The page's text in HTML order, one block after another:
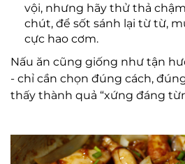
vội, nhưng hãy thử thả
chút, để sốt sánh lại từ từ,
cực hao cơm.
Nấu ăn cũng giống như tận
- chỉ cần chọn đúng cách,
thấy thành quả “xứng đáng